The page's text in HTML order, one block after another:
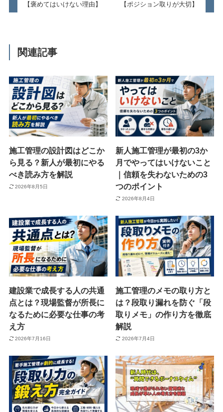
【褒めてはいけない理由】
【ポジション取りが大切】
関連記事
施工管理の設計図はどこか
ら見る？新人が最初にやる
べき読み方を解説
2026年8月5日
新人施工管理が最初の3か
月でやってはいけないこと
｜信頼を失わないための3
つのポイント
2026年8月4日
建設業で成長する人の共通
点とは？現場監督が所長に
なるために必要な仕事の考
え方
2026年7月16日
施工管理のメモの取り方と
は？段取り漏れを防ぐ「段
取りメモ」の作り方を徹底
解説
2026年7月4日